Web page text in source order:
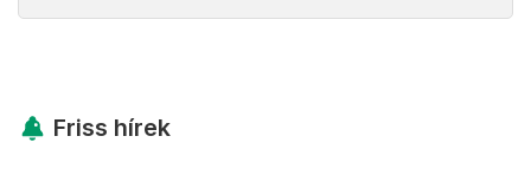
Friss hírek